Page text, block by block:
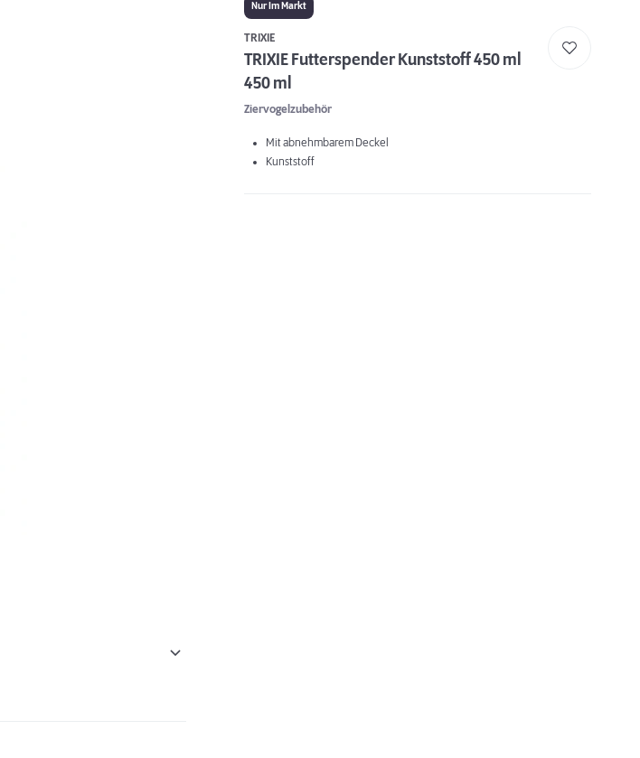
Nur Im Markt
TRIXIE
TRIXIE Futterspender Kunststoff 450 ml
450 ml
Ziervogelzubehör
Mit abnehmbarem Deckel
Kunststoff